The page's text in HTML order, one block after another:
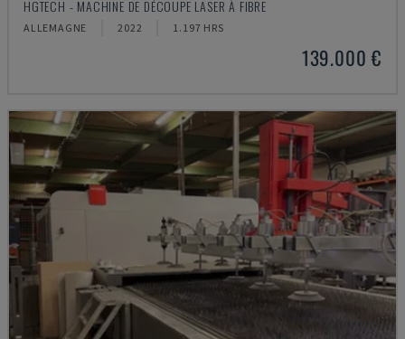
HGTECH - MACHINE DE DÉCOUPE LASER À FIBRE
ALLEMAGNE 2022 1.197 HRS
139.000 €